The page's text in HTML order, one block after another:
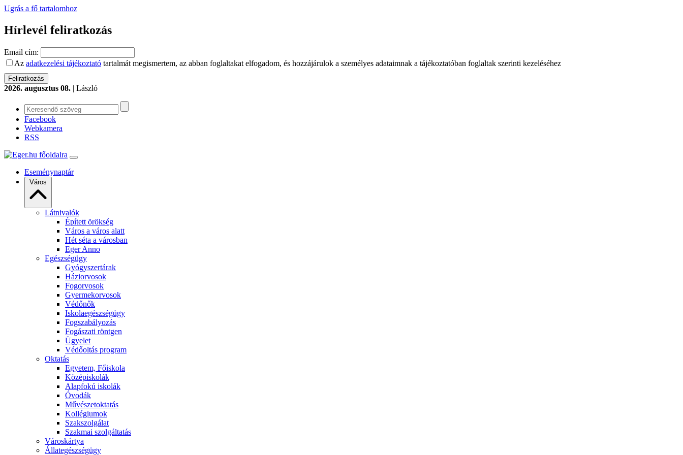
Ugrás a fő tartalomhoz
Hírlevél feliratkozás
Email cím:
Az adatkezelési tájékoztató tartalmát megismertem, az abban foglaltakat elfogadom, és hozzájárulok a személyes adataimnak a tájékoztatóban foglaltak szerinti kezeléséhez
2026. augusztus 08. | László
Facebook
Webkamera
RSS
Eseménynaptár
Város
Látnivalók
Épített örökség
Város a város alatt
Hét séta a városban
Eger Anno
Egészségügy
Gyógyszertárak
Háziorvosok
Fogorvosok
Gyermekorvosok
Védőnők
Iskolaegészségügy
Fogszabályozás
Fogászati röntgen
Ügyelet
Védőoltás program
Oktatás
Egyetem, Főiskola
Középiskolák
Alapfokú iskolák
Óvodák
Művészetoktatás
Kollégiumok
Szakszolgálat
Szakmai szolgáltatás
Városkártya
Állategészségügy